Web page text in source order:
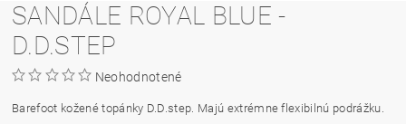
SANDÁLE ROYAL BLUE -
D.D.STEP
Neohodnotené
Barefoot kožené topánky D.D.step. Majú extrémne flexibilnú podrážku.